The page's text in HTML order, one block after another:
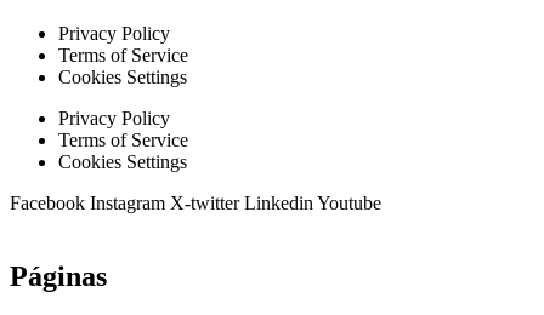
Privacy Policy
Terms of Service
Cookies Settings
Privacy Policy
Terms of Service
Cookies Settings
Facebook Instagram X-twitter Linkedin Youtube
Páginas